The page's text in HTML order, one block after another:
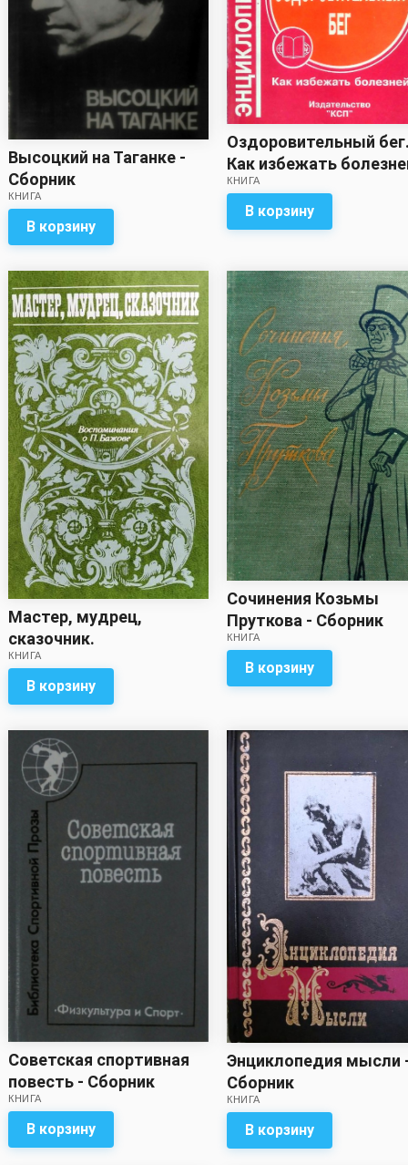
Высоцкий на Таганке -
Сборник
КНИГА
В корзину
Оздоровительный
Как избежать
Сборник
КНИГА
В корзину
Мастер, мудрец,
сказочник.
Воспоминания о П.
Бажове - Сборник
КНИГА
В корзину
Сочинения Козьмы
Пруткова - Сборник
КНИГА
В корзину
Советская спортивная
повесть - Сборник
КНИГА
В корзину
Энциклопедия мысли
Сборник
КНИГА
В корзину